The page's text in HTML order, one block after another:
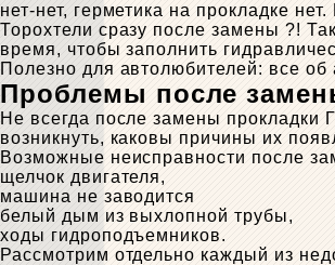
нет-нет, герметика на прокладке
Торохтели сразу после замены ?!
время, чтобы заполнить
Полезно для автолюбителей: все об
Проблемы после
Не всегда после замены прокладки
возникнуть, каковы причины их
Возможные неисправности после
щелчок двигателя,
машина не заводится
белый дым из выхлопной трубы,
ходы гидроподъемников.
Рассмотрим отдельно каждый из